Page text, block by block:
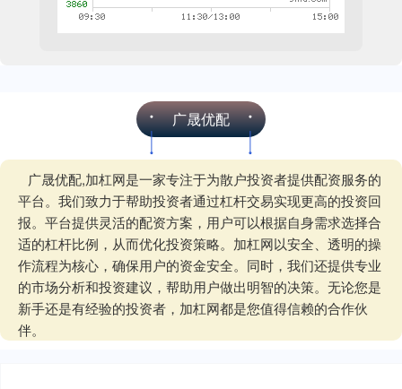
广晟优配
广晟优配,加杠网是一家专注于为散户投资者提供配资服务的
平台。我们致力于帮助投资者通过杠杆交易实现更高的投资回
报。平台提供灵活的配资方案，用户可以根据自身需求选择合
适的杠杆比例，从而优化投资策略。加杠网以安全、透明的操
作流程为核心，确保用户的资金安全。同时，我们还提供专业
的市场分析和投资建议，帮助用户做出明智的决策。无论您是
新手还是有经验的投资者，加杠网都是您值得信赖的合作伙
伴。